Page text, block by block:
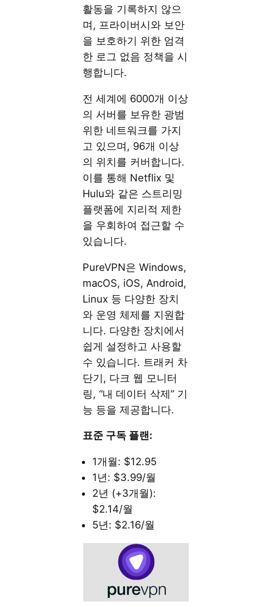
활동을 기록하지 않으
며, 프라이버시와 보안
을 보호하기 위한 엄격
한 로그 없음 정책을 시
행합니다.
전 세계에 6000개 이상
의 서버를 보유한 광범
위한 네트워크를 가지
고 있으며, 96개 이상
의 위치를 커버합니다.
이를 통해 Netflix 및
Hulu와 같은 스트리밍
플랫폼에 지리적 제한
을 우회하여 접근할 수
있습니다.
PureVPN은 Windows,
macOS, iOS, Android,
Linux 등 다양한 장치
와 운영 체제를 지원합
니다. 다양한 장치에서
쉽게 설정하고 사용할
수 있습니다. 트래커 차
단기, 다크 웹 모니터
링, “내 데이터 삭제” 기
능 등을 제공합니다.
표준 구독 플랜:
1개월: $12.95
1년: $3.99/월
2년 (+3개월):
$2.14/월
5년: $2.16/월